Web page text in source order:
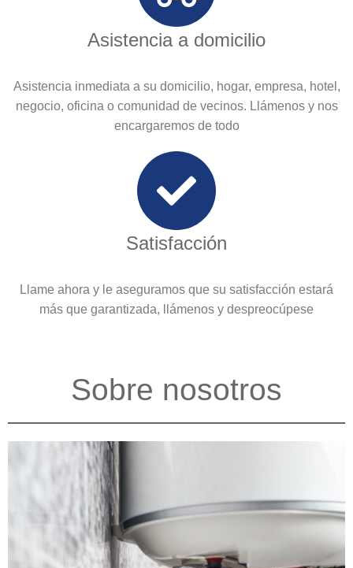
Asistencia a domicilio
Asistencia inmediata a su domicilio, hogar, empresa, hotel,
negocio, oficina o comunidad de vecinos. Llámenos y nos
encargaremos de todo
Satisfacción
Llame ahora y le aseguramos que su satisfacción estará
más que garantizada, llámenos y despreocúpese
Sobre nosotros